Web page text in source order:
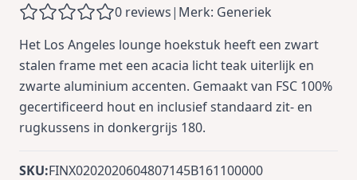
0 reviews| Merk: Generiek
Het Los Angeles lounge hoekstuk heeft een zwart
stalen frame met een acacia licht teak uiterlijk en
zwarte aluminium accenten. Gemaakt van FSC 100%
gecertificeerd hout en inclusief standaard zit- en
rugkussens in donkergrijs 180.
SKU:FINX0202020604807145B161100000